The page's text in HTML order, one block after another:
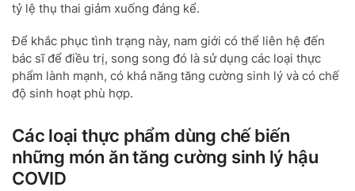
tỷ lệ thụ thai giảm xuống đáng kể.
Để khắc phục tình trạng này, nam giới có thể liên hệ đến
bác sĩ để điều trị, song song đó là sử dụng các loại thực
phẩm lành mạnh, có khả năng tăng cường sinh lý và có chế
độ sinh hoạt phù hợp.
Các loại thực phẩm dùng chế biến
những món ăn tăng cường sinh lý hậu
COVID